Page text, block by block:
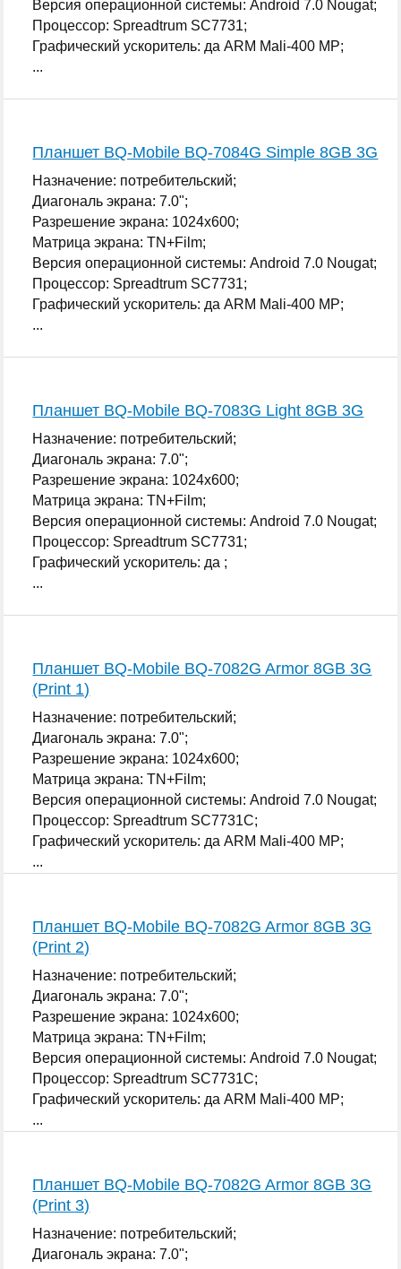
Версия операционной системы: Android 7.0 Nougat;
Процессор: Spreadtrum SC7731;
Графический ускоритель: да ARM Mali-400 MP;
...
Планшет BQ-Mobile BQ-7084G Simple 8GB 3G
Назначение: потребительский;
Диагональ экрана: 7.0";
Разрешение экрана: 1024x600;
Матрица экрана: TN+Film;
Версия операционной системы: Android 7.0 Nougat;
Процессор: Spreadtrum SC7731;
Графический ускоритель: да ARM Mali-400 MP;
...
Планшет BQ-Mobile BQ-7083G Light 8GB 3G
Назначение: потребительский;
Диагональ экрана: 7.0";
Разрешение экрана: 1024x600;
Матрица экрана: TN+Film;
Версия операционной системы: Android 7.0 Nougat;
Процессор: Spreadtrum SC7731;
Графический ускоритель: да ;
...
Планшет BQ-Mobile BQ-7082G Armor 8GB 3G
(Print 1)
Назначение: потребительский;
Диагональ экрана: 7.0";
Разрешение экрана: 1024x600;
Матрица экрана: TN+Film;
Версия операционной системы: Android 7.0 Nougat;
Процессор: Spreadtrum SC7731C;
Графический ускоритель: да ARM Mali-400 MP;
...
Планшет BQ-Mobile BQ-7082G Armor 8GB 3G
(Print 2)
Назначение: потребительский;
Диагональ экрана: 7.0";
Разрешение экрана: 1024x600;
Матрица экрана: TN+Film;
Версия операционной системы: Android 7.0 Nougat;
Процессор: Spreadtrum SC7731C;
Графический ускоритель: да ARM Mali-400 MP;
...
Планшет BQ-Mobile BQ-7082G Armor 8GB 3G
(Print 3)
Назначение: потребительский;
Диагональ экрана: 7.0";